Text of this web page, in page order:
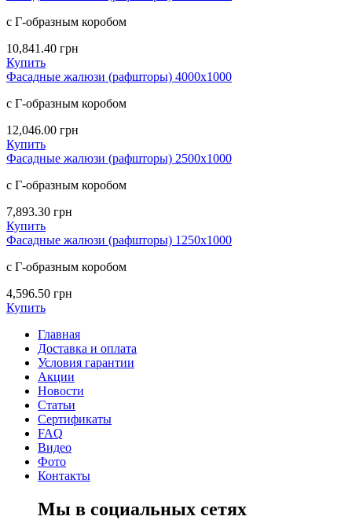
с Г-образным коробом
10,841.40 грн
Купить
Фасадные жалюзи (рафшторы) 4000х1000
с Г-образным коробом
12,046.00 грн
Купить
Фасадные жалюзи (рафшторы) 2500х1000
с Г-образным коробом
7,893.30 грн
Купить
Фасадные жалюзи (рафшторы) 1250х1000
с Г-образным коробом
4,596.50 грн
Купить
Главная
Доставка и оплата
Условия гарантии
Акции
Новости
Статьи
Сертификаты
FAQ
Видео
Фото
Контакты
Мы в социальных сетях